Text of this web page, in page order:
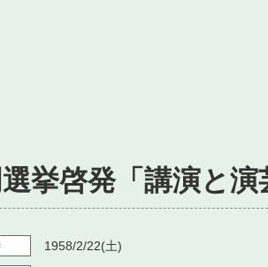
挙啓発「講演と演
1958/2/22(土)